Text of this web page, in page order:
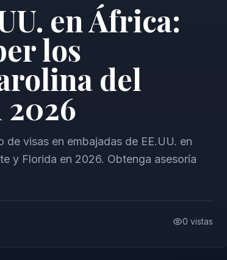
en África:
los
del
visas en embajadas de EE.UU. en
y Florida en 2026. Obtenga asesoría
0 vistas